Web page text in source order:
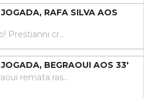
RAFA SILVA AOS
Que perigo! Prestianni cruza para a área, onde surge Rafa, solto de marcação, a cabecear para uma boa defesa de Robles.
BEGRAOUI AOS 33'
Yanis Begraoui remata rasteiro com o pé direito no coração da área, para uma defesa segura de Trubin.